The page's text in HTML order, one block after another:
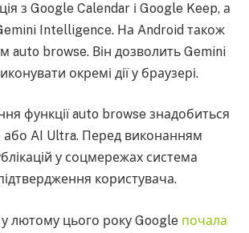
з Google Calendar і Google Keep, а
Intelligence. На Android також
auto browse. Він дозволить Gemini
окремі дії у браузері.
функції auto browse знадобиться
або AI Ultra. Перед виконанням
у соцмережах система
користувача.
лютому цього року Google почала